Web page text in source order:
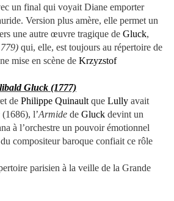
un final qui voyait Diane emporter
Version plus amère, elle permet un
une autre œuvre tragique de Gluck,
qui, elle, est toujours au répertoire de
mise en scène de Krzyzstof
Gluck (1777)
de Philippe Quinault que Lully avait
(1686), l’Armide de Gluck devint un
à l’orchestre un pouvoir émotionnel
compositeur baroque confiait ce rôle
parisien à la veille de la Grande